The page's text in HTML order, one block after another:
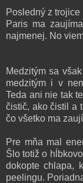
Posledný z
Paris ma
najmenej. No
Medzitým sa
medzitým i v
Teda ani nie tak
čistič, ako čistil a
čo všetko ma
Pre mňa mal
Šlo totiž o
dokopte chlapa,
peelingu.